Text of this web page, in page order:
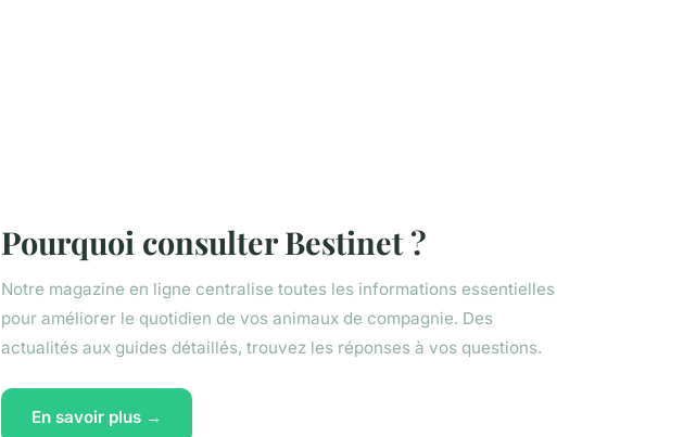
Pourquoi consulter Bestinet ?
Notre magazine en ligne centralise toutes les informations essentielles
pour améliorer le quotidien de vos animaux de compagnie. Des
actualités aux guides détaillés, trouvez les réponses à vos questions.
En savoir plus →